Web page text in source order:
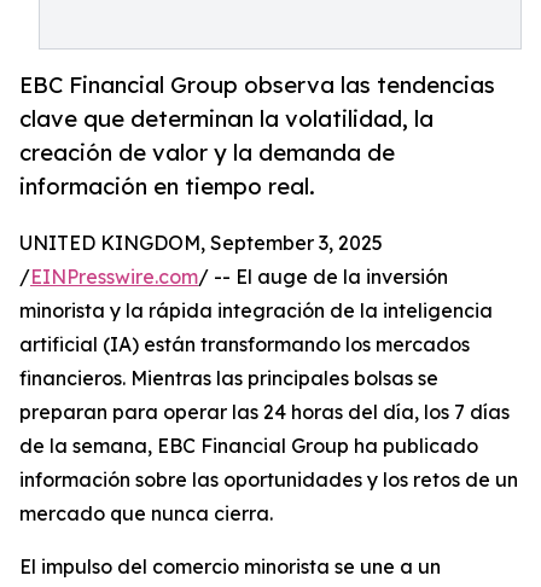
EBC Financial Group observa las tendencias
clave que determinan la volatilidad, la
creación de valor y la demanda de
información en tiempo real.
UNITED KINGDOM, September 3, 2025
/EINPresswire.com/ -- El auge de la inversión
minorista y la rápida integración de la inteligencia
artificial (IA) están transformando los mercados
financieros. Mientras las principales bolsas se
preparan para operar las 24 horas del día, los 7 días
de la semana, EBC Financial Group ha publicado
información sobre las oportunidades y los retos de un
mercado que nunca cierra.
El impulso del comercio minorista se une a un